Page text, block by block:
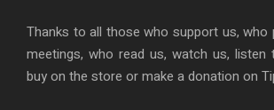
Thanks to all those who support us, who
meetings, who read us, watch us, listen
buy on the store or make a donation on